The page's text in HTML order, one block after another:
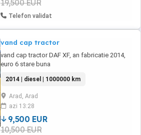
19,500 EUR
Telefon validat
vand cap tractor
vand cap tractor DAF XF, an fabricatie 2014,
euro 6 stare buna
2014 | diesel | 1000000 km
Arad, Arad
azi 13:28
9,500 EUR
10,500 EUR